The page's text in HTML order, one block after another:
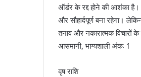
ऑर्डर के रद्द होने की आशंका
और सौहार्दपूर्ण बना रहेगा।
तनाव और नकारात्मक विचारों
आसमानी, भाग्यशाली अंक: 1
वृष राशि